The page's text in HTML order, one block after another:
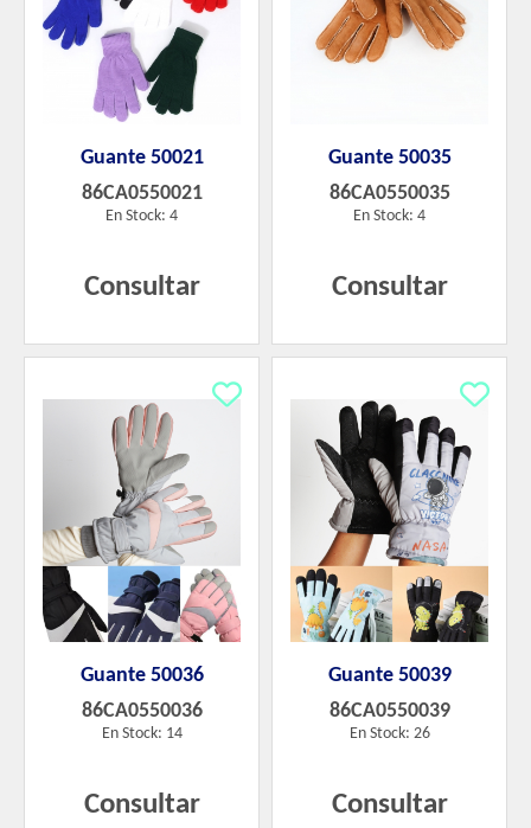
Guante 50021
86CA0550021
En Stock: 4
Consultar
Guante 50035
86CA0550035
En Stock: 4
Consultar
Guante 50036
86CA0550036
En Stock: 14
Consultar
Guante 50039
86CA0550039
En Stock: 26
Consultar